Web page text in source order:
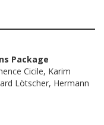
Package
Cicile, Karim
Lötscher, Hermann